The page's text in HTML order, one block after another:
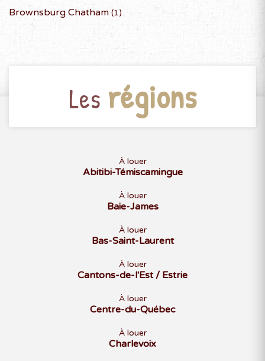
Brownsburg Chatham (1)
Les régions
À louer
Abitibi-Témiscamingue
À louer
Baie-James
À louer
Bas-Saint-Laurent
À louer
Cantons-de-l'Est / Estrie
À louer
Centre-du-Québec
À louer
Charlevoix